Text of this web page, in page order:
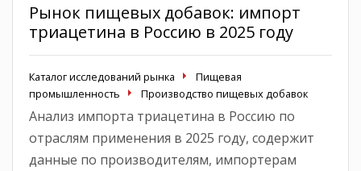
Рынок пищевых добавок: импорт
триацетина в Россию в 2025 году
Каталог исследований рынка
Пищевая
промышленность
Производство пищевых добавок
Анализ импорта триацетина в Россию по
отраслям применения в 2025 году, содержит
данные по производителям, импортерам